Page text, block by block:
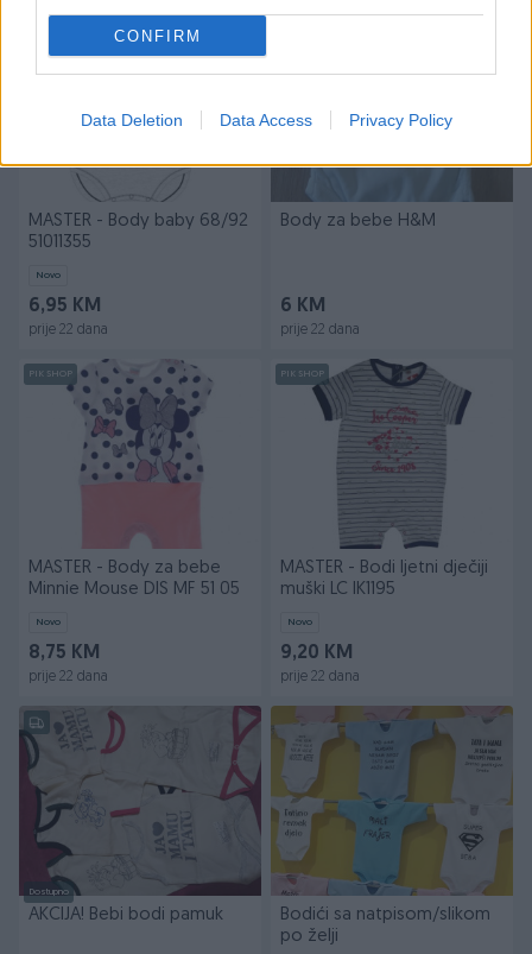
CONFIRM
Data Deletion Data Access Privacy Policy
MASTER - Body baby 68/92
51011355
Novo
6,95 KM
prije 22 dana
Body za bebe H&M
6 KM
prije 22 dana
PIK SHOP
MASTER - Body za bebe
Minnie Mouse DIS MF 51 05
Novo
8,75 KM
prije 22 dana
PIK SHOP
MASTER - Bodi ljetni dječiji
muški LC IK1195
Novo
9,20 KM
prije 22 dana
Dostupno
AKCIJA! Bebi bodi pamuk
Bodići sa natpisom/slikom
po želji